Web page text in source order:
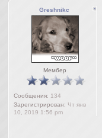
Greshnikc
Мембер
Сообщения: 134
Зарегистрирован: Чт янв
10, 2019 1:56 pm